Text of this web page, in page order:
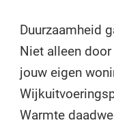
Duurzaamheid
Niet alleen
jouw eigen
Warmte